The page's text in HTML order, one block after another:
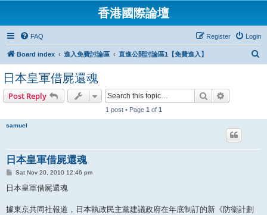
香港國際論壇
FAQ Login
Register
Board index 進入免費討論區 直進公開討論區1【免費進入】
日本皇軍借屍還魂
Post Reply Search
1 post • Page 1 of 1
samuel
日本皇軍借屍還魂
P
s
Sat Nov 20, 2010 12:46 pm
日本皇軍借屍還魂
據東京共同社報道，日本執政民主黨建議政府在年底制訂的新《防衞計劃